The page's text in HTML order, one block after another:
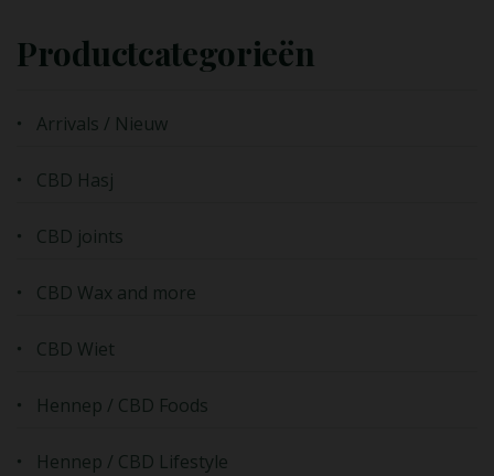
Productcategorieën
Arrivals / Nieuw
CBD Hasj
CBD joints
CBD Wax and more
CBD Wiet
Hennep / CBD Foods
Hennep / CBD Lifestyle